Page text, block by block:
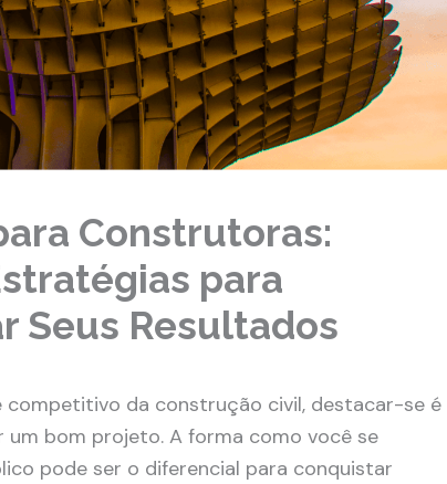
Construtoras:
para
Seus Resultados
competitivo da construção civil, destacar-se é
um bom projeto. A forma como você se
pode ser o diferencial para conquistar